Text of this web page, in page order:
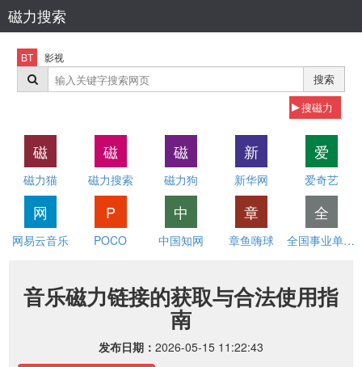
磁力搜索
BT 影视
搜索
搜磁力
磁
磁力猫
磁
磁力搜索
磁
磁力狗
新
新华网
爱
爱奇艺
网
网易云音乐
P
POCO
中
中国知网
章
章鱼嗨球
全
全国事业单位招聘网
音乐磁力链接的获取与合法使用指
南
发布日期： 2026-05-15 11:22:43